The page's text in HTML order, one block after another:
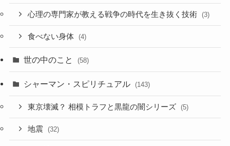
心理の専門家が教える戦争の時代を生き抜く技術 (3)
食べない身体 (4)
世の中のこと (58)
シャーマン・スピリチュアル (143)
東京壊滅？ 相模トラフと黒龍の闇シリーズ (5)
地震 (32)